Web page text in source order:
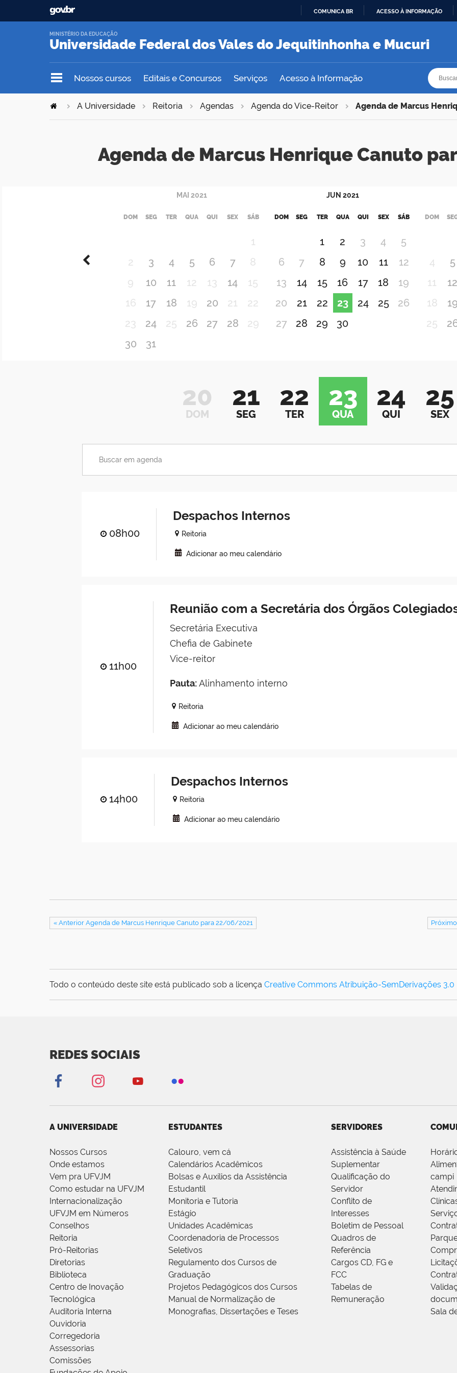
O
COMUNICA BR ACESSO À INFORMAÇÃO
Universidade Federal dos Vales do Jequitinhonha e Mucuri
MINISTÉRIO DA EDUCAÇÃO
Nossos cursos Editais e Concursos Serviços Acesso à Informação
A Universidade Reitoria Agendas Agenda do Vice-Reitor Agenda de Marcus
Agenda de Marcus Henrique Canuto
MAI 2021
DOM SEG TER QUA QUI SEX SÁB
1
2
3 4 5 6 7
8
9
10 11 12 13 14
15
16
17 18 19 20 21
22
23
24 25 26 27 28
29
30
31
JUN 2021
DOM SEG TER QUA QUI SEX SÁB
1 2 3 4
5
6
7 8 9 10 11
12
13
14 15 16 17 18
19
20
21 22 23 24 25
26
27
28 29 30
DOM
4
5
11
18
25
20
DOM
21
SEG
22
TER
23
QUA
24
QUI
25
SEX
08h00
Despachos Internos
Reitoria
Adicionar ao meu calendário
11h00
Reunião com a Secretária dos Órgãos
Secretária Executiva
Chefia de Gabinete
Vice-reitor
Pauta:Alinhamento interno
Reitoria
Adicionar ao meu calendário
14h00
Despachos Internos
Reitoria
Adicionar ao meu calendário
« Anterior Agenda de Marcus Henrique Canuto para 22/06/2021
Todo o conteúdo deste site está publicado sob a licença Creative Commons Atribuição-SemDerivações
REDES SOCIAIS
A UNIVERSIDADE
Nossos Cursos
Onde estamos
Vem pra UFVJM
Como estudar na UFVJM
Internacionalização
UFVJM em Números
Conselhos
Reitoria
Pró-Reitorias
Diretorias
Biblioteca
Centro de Inovação
Tecnológica
Auditoria Interna
Ouvidoria
Corregedoria
Assessorias
Comissões
ESTUDANTES
Calouro, vem cá
Calendários Acadêmicos
Bolsas e Auxílios da Assistência
Estudantil
Monitoria e Tutoria
Estágio
Unidades Acadêmicas
Coordenadoria de Processos
Seletivos
Regulamento dos Cursos de
Graduação
Projetos Pedagógicos dos Cursos
Manual de Normalização de
Monografias, Dissertações e Teses
SERVIDORES
Assistência à Saúde
Suplementar
Qualificação do
Servidor
Conflito de
Interesses
Boletim de Pessoal
Quadros de
Referência
Cargos CD, FG e
FCC
Tabelas de
Remuneração
campi
Sala